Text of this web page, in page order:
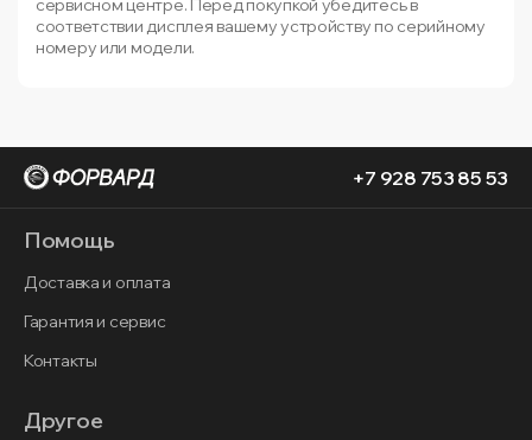
сервисном центре. Перед покупкой убедитесь в
соответствии дисплея вашему устройству по серийному
номеру или модели.
+7 928 753 85 53
Помощь
Доставка и оплата
Гарантия и сервис
Контакты
Другое